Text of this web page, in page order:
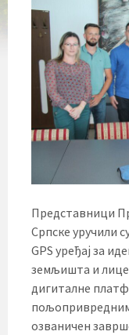
Представници
Српске уручили
GPS уређај за
земљишта и
дигиталне
озваничен